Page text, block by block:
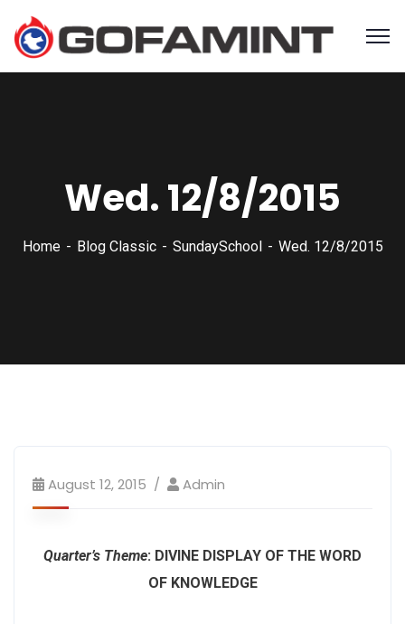
Wed. 12/8/2015
Home Blog Classic SundaySchool Wed. 12/8/2015
August 12, 2015 Admin
Quarter’s Theme: DIVINE DISPLAY OF THE WORD
OF KNOWLEDGE